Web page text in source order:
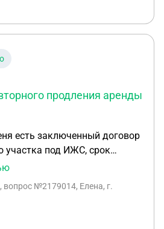
продления аренды
есть заключенный договор
участка под ИЖС, срок
26 января
вступили в силу поправки в
преимущественным
, вопрос №2179014, Елена, г.